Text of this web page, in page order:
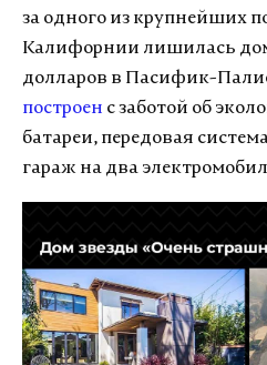
за одного из крупнейших
Калифорнии лишилась
долларов в Пасифик-
построен с заботой об
батареи, передовая
гараж на два